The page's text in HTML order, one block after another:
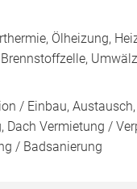
Ölheizung,
/ Einbau,
Vermietung /
/ Badsanierung